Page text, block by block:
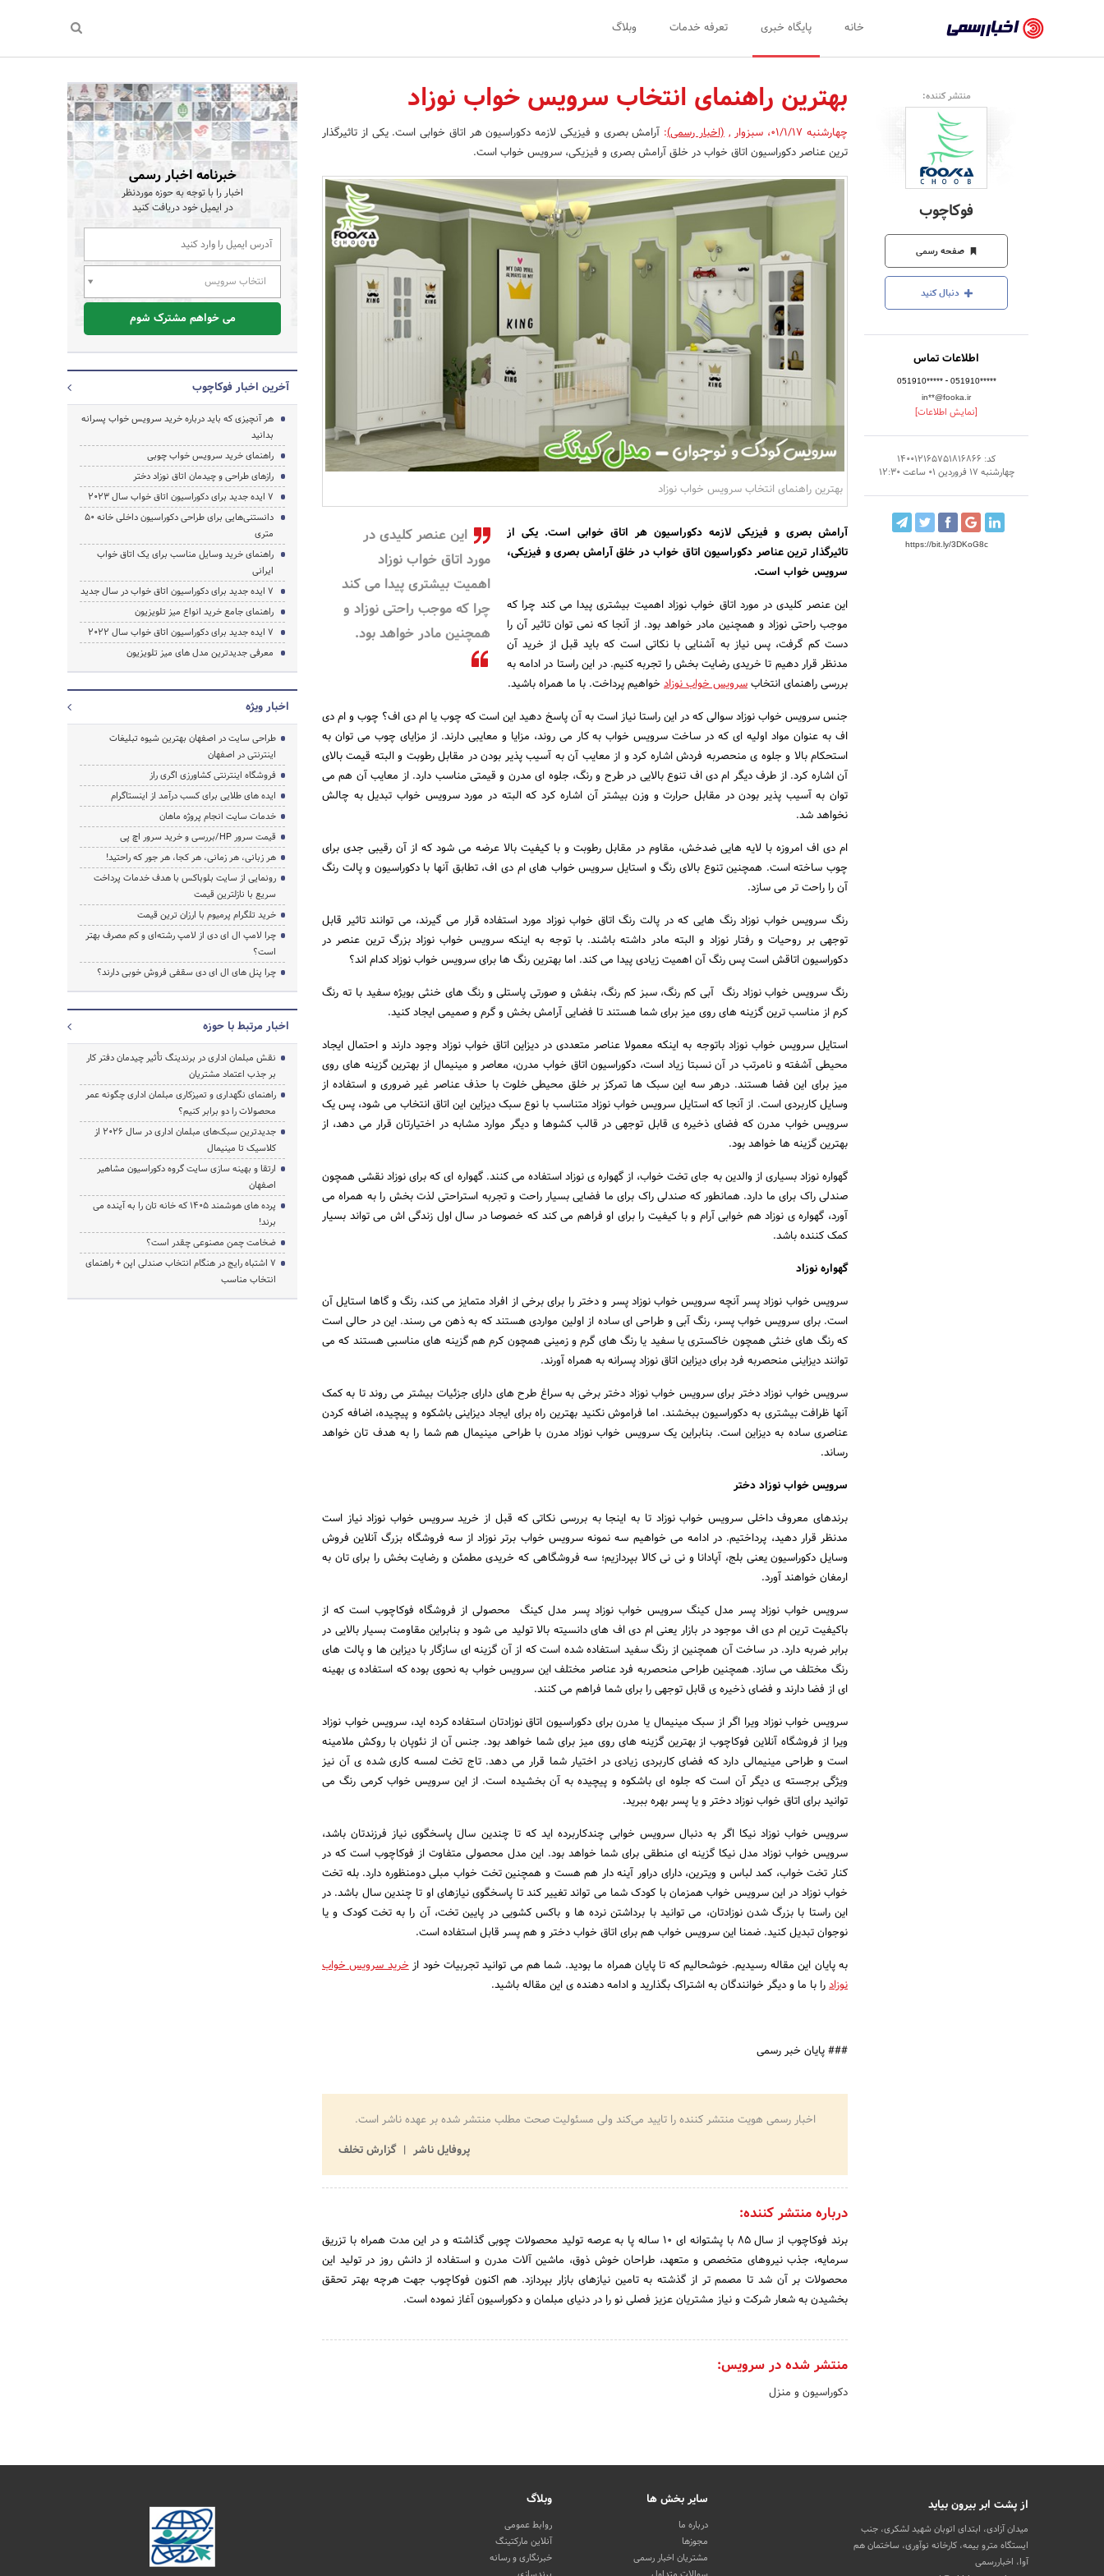
رسمی
-
اخبار
تایید
شده
شرکت‌ها،
سازمان‌ها
و
روابط
عمومی‌ها
خانه پایگاه خبری تعرفه خدمات وبلاگ
منتشر کننده:
فوکاچوب
صفحه رسمی
دنبال کنید
اطلاعات تماس
051910***** - 051910*****
in**@fooka.ir
[نمایش اطلاعات]
کد: 140012165751816866
چهارشنبه 17 فروردین 01 ساعت 12:30
https://bit.ly/3DKoG8c
بهترین راهنمای انتخاب سرویس خواب نوزاد
چهارشنبه 01/1/17 ، سبزوار ,(اخبار رسمی): آرامش بصری و فیزیکی لازمه دکوراسیون هر اتاق خوابی است. یکی از تاثیرگذار
ترین عناصر دکوراسیون اتاق خواب در خلق آرامش بصری و فیزیکی، سرویس خواب است.
بهترین راهنمای انتخاب سرویس خواب نوزاد
این عنصر کلیدی در
مورد اتاق خواب نوزاد
اهمیت بیشتری پیدا می کند
چرا که موجب راحتی نوزاد و
همچنین مادر خواهد بود.
آرامش بصری و فیزیکی لازمه دکوراسیون هر اتاق خوابی است. یکی از
تاثیرگذار ترین عناصر دکوراسیون اتاق خواب در خلق آرامش بصری و فیزیکی،
سرویس خواب است.
این عنصر کلیدی در مورد اتاق خواب نوزاد اهمیت بیشتری پیدا می کند چرا که
موجب راحتی نوزاد و همچنین مادر خواهد بود. از آنجا که نمی توان تاثیر آن را
دست کم گرفت، پس نیاز به آشنایی با نکاتی است که باید قبل از خرید آن
مدنظر قرار دهیم تا خریدی رضایت بخش را تجربه کنیم. در این راستا در ادامه به
بررسی راهنمای انتخابسرویس خواب نوزاد خواهیم پرداخت. با ما همراه باشید.
جنس سرویس خواب نوزاد سوالی که در این راستا نیاز است به آن پاسخ دهید این است که چوب یا ام دی اف؟ چوب و ام دی
اف به عنوان مواد اولیه ای که در ساخت سرویس خواب به کار می روند، مزایا و معایبی دارند. از مزایای چوب می توان به
استحکام بالا و جلوه ی منحصربه فردش اشاره کرد و از معایب آن به آسیب پذیر بودن در مقابل رطوبت و البته قیمت بالای
آن اشاره کرد. از طرف دیگر ام دی اف تنوع بالایی در طرح و رنگ، جلوه ای مدرن و قیمتی مناسب دارد. از معایب آن هم می
توان به آسیب پذیر بودن در مقابل حرارت و وزن بیشتر آن اشاره کرد که البته در مورد سرویس خواب تبدیل به چالش
نخواهد شد.
ام دی اف امروزه با لایه هایی ضدخش، مقاوم در مقابل رطوبت و با کیفیت بالا عرضه می شود که از آن رقیبی جدی برای
چوب ساخته است. همچنین تنوع بالای رنگ و استایل سرویس خواب های ام دی اف، تطابق آنها با دکوراسیون و پالت رنگ
آن را راحت تر می سازد.
رنگ سرویس خواب نوزاد رنگ هایی که در پالت رنگ اتاق خواب نوزاد مورد استفاده قرار می گیرند، می توانند تاثیر قابل
توجهی بر روحیات و رفتار نوزاد و البته مادر داشته باشند. با توجه به اینکه سرویس خواب نوزاد بزرگ ترین عنصر در
دکوراسیون اتاقش است پس رنگ آن اهمیت زیادی پیدا می کند. اما بهترین رنگ ها برای سرویس خواب نوزاد کدام اند؟
رنگ سرویس خواب نوزاد رنگ آبی کم رنگ، سبز کم رنگ، بنفش و صورتی پاستلی و رنگ های خنثی بویژه سفید با ته رنگ
کرم از مناسب ترین گزینه های روی میز برای شما هستند تا فضایی آرامش بخش و گرم و صمیمی ایجاد کنید.
استایل سرویس خواب نوزاد باتوجه به اینکه معمولا عناصر متعددی در دیزاین اتاق خواب نوزاد وجود دارند و احتمال ایجاد
محیطی آشفته و نامرتب در آن نسبتا زیاد است، دکوراسیون اتاق خواب مدرن، معاصر و مینیمال از بهترین گزینه های روی
میز برای این فضا هستند. درهر سه این سبک ها تمرکز بر خلق محیطی خلوت با حذف عناصر غیر ضروری و استفاده از
وسایل کاربردی است. از آنجا که استایل سرویس خواب نوزاد متناسب با نوع سبک دیزاین این اتاق انتخاب می شود، پس یک
سرویس خواب مدرن که فضای ذخیره ی قابل توجهی در قالب کشوها و دیگر موارد مشابه در اختیارتان قرار می دهد، از
بهترین گزینه ها خواهد بود.
گهواره نوزاد بسیاری از والدین به جای تخت خواب، از گهواره ی نوزاد استفاده می کنند. گهواره ای که برای نوزاد نقشی همچون
صندلی راک برای ما دارد. همانطور که صندلی راک برای ما فضایی بسیار راحت و تجربه استراحتی لذت بخش را به همراه می
آورد، گهواره ی نوزاد هم خوابی آرام و با کیفیت را برای او فراهم می کند که خصوصا در سال اول زندگی اش می تواند بسیار
کمک کننده باشد.
گهواره نوزاد
سرویس خواب نوزاد پسر آنچه سرویس خواب نوزاد پسر و دختر را برای برخی از افراد متمایز می کند، رنگ و گاها استایل آن
است. برای سرویس خواب پسر، رنگ آبی و طراحی ای ساده از اولین مواردی هستند که به ذهن می رسند. این در حالی است
که رنگ های خنثی همچون خاکستری یا سفید یا رنگ های گرم و زمینی همچون کرم هم گزینه های مناسبی هستند که می
توانند دیزاینی منحصربه فرد برای دیزاین اتاق نوزاد پسرانه به همراه آورند.
سرویس خواب نوزاد دختر برای سرویس خواب نوزاد دختر برخی به سراغ طرح های دارای جزئیات بیشتر می روند تا به کمک
آنها ظرافت بیشتری به دکوراسیون ببخشند. اما فراموش نکنید بهترین راه برای ایجاد دیزاینی باشکوه و پیچیده، اضافه کردن
عناصری ساده به دیزاین است. بنابراین یک سرویس خواب نوزاد مدرن با طراحی مینیمال هم شما را به هدف تان خواهد
رساند.
سرویس خواب نوزاد دختر
برندهای معروف داخلی سرویس خواب نوزاد تا به اینجا به بررسی نکاتی که قبل از خرید سرویس خواب نوزاد نیاز است
مدنظر قرار دهید، پرداختیم. در ادامه می خواهیم سه نمونه سرویس خواب برتر نوزاد از سه فروشگاه بزرگ آنلاین فروش
وسایل دکوراسیون یعنی بلج، آپادانا و نی نی کالا بپردازیم؛ سه فروشگاهی که خریدی مطمئن و رضایت بخش را برای تان به
ارمغان خواهند آورد.
سرویس خواب نوزاد پسر مدل کینگ سرویس خواب نوزاد پسر مدل کینگ محصولی از فروشگاه فوکاچوب است که از
باکیفیت ترین ام دی اف موجود در بازار یعنی ام دی اف های دانسیته بالا تولید می شود و بنابراین مقاومت بسیار بالایی در
برابر ضربه دارد. در ساخت آن همچنین از رنگ سفید استفاده شده است که از آن گزینه ای سازگار با دیزاین ها و پالت های
رنگ مختلف می سازد. همچنین طراحی منحصربه فرد عناصر مختلف این سرویس خواب به نحوی بوده که استفاده ی بهینه
ای از فضا دارند و فضای ذخیره ی قابل توجهی را برای شما فراهم می کنند.
سرویس خواب نوزاد ویرا اگر از سبک مینیمال یا مدرن برای دکوراسیون اتاق نوزادتان استفاده کرده اید، سرویس خواب نوزاد
ویرا از فروشگاه آنلاین فوکاچوب از بهترین گزینه های روی میز برای شما خواهد بود. جنس آن از نئوپان با روکش ملامینه
است و طراحی مینیمالی دارد که فضای کاربردی زیادی در اختیار شما قرار می دهد. تاج تخت لمسه کاری شده ی آن نیز
ویژگی برجسته ی دیگر آن است که جلوه ای باشکوه و پیچیده به آن بخشیده است. از این سرویس خواب کرمی رنگ می
توانید برای اتاق خواب نوزاد دختر و یا پسر بهره ببرید.
سرویس خواب نوزاد نیکا اگر به دنبال سرویس خوابی چندکاربرده اید که تا چندین سال پاسخگوی نیاز فرزندتان باشد،
سرویس خواب نوزاد مدل نیکا گزینه ای منطقی برای شما خواهد بود. این مدل محصولی متفاوت از فوکاچوب است که در
کنار تخت خواب، کمد لباس و ویترین، دارای دراور آینه دار هم هست و همچنین تخت خواب مبلی دومنظوره دارد. بله تخت
خواب نوزاد در این سرویس خواب همزمان با کودک شما می تواند تغییر کند تا پاسخگوی نیازهای او تا چندین سال باشد. در
این راستا با بزرگ شدن نوزادتان، می توانید با برداشتن نرده ها و باکس کشویی در پایین تخت، آن را به تخت کودک و یا
نوجوان تبدیل کنید. ضمنا این سرویس خواب هم برای اتاق خواب دختر و هم پسر قابل استفاده است.
به پایان این مقاله رسیدیم. خوشحالیم که تا پایان همراه ما بودید. شما هم می توانید تجربیات خود ازخرید سرویس خواب
نوزادرا با ما و دیگر خوانندگان به اشتراک بگذارید و ادامه دهنده ی این مقاله باشید.
### پایان خبر رسمی
اخبار رسمی هویت منتشر کننده را تایید می‌کند ولی مسئولیت صحت مطلب منتشر شده بر عهده ناشر است.
پروفایل ناشر
گزارش تخلف
درباره منتشر کننده:
برند فوکاچوب از سال ۸۵ با پشتوانه ای ۱۰ ساله پا به عرصه تولید محصولات چوبی گذاشته و در این مدت همراه با تزریق
سرمایه، جذب نیروهای متخصص و متعهد، طراحان خوش ذوق، ماشین آلات مدرن و استفاده از دانش روز در تولید این
محصولات بر آن شد تا مصمم تر از گذشته به تامین نیازهای بازار بپردازد. هم اکنون فوکاچوب جهت هرچه بهتر تحقق
بخشیدن به شعار شرکت و نیاز مشتریان عزیز فصلی نو را در دنیای مبلمان و دکوراسیون آغاز نموده است.
منتشر شده در سرویس:
دکوراسیون و منزل
خبرنامه اخبار رسمی
اخبار را با توجه به حوزه موردنظر
در ایمیل خود دریافت کنید
انتخاب سرویس
می خواهم مشترک شوم
آخرین اخبار فوکاچوب
هر آنچیزی که باید درباره خرید سرویس خواب پسرانه
بدانید
راهنمای خرید سرویس خواب چوبی
رازهای طراحی و چیدمان اتاق نوزاد دختر
7 ایده جدید برای دکوراسیون اتاق خواب سال 2023
دانستنی‌هایی برای طراحی دکوراسیون داخلی خانه 50
متری
راهنمای خرید وسایل مناسب برای یک اتاق خواب
ایرانی
7 ایده جدید برای دکوراسیون اتاق خواب در سال جدید
راهنمای جامع خرید انواع میز تلویزیون
7 ایده جدید برای دکوراسیون اتاق خواب سال 2022
معرفی جدیدترین مدل های میز تلویزیون
اخبار ویژه
طراحی سایت در اصفهان بهترین شیوه تبلیغات
اینترنتی در اصفهان
فروشگاه اینترنتی کشاورزی اگری راز
ایده های طلایی برای کسب درآمد از اینستاگرام
خدمات سایت انجام پروژه ماهان
قیمت سرور HP/بررسی و خرید سرور اچ پی
هر زبانی، هر زمانی، هر کجا، هر جور که راحتید!
رونمایی از سایت بلوباکس با هدف خدمات پرداخت
سریع با نازلترین قیمت
خرید تلگرام پرمیوم با ارزان ترین قیمت
چرا لامپ ال ای دی از لامپ رشته‌ای و کم مصرف بهتر
است؟
چرا پنل های ال ای دی سقفی فروش خوبی دارند؟
اخبار مرتبط با حوزه
نقش مبلمان اداری در برندینگ تأثیر چیدمان دفتر کار
بر جذب اعتماد مشتریان
راهنمای نگهداری و تمیزکاری مبلمان اداری چگونه عمر
محصولات را دو برابر کنیم؟
جدیدترین سبک‌های مبلمان اداری در سال ۲۰۲۶ از
کلاسیک تا مینیمال
ارتقا و بهینه سازی سایت گروه دکوراسیون مشاهیر
اصفهان
پرده‌ های هوشمند ۱۴۰۵ که خانه‌ تان را به آینده می‌
برند!
ضخامت چمن مصنوعی چقدر است؟
۷ اشتباه رایج در هنگام انتخاب صندلی اپن + راهنمای
انتخاب مناسب
از پشت ابر بیرون بیاید
میدان آزادی، ابتدای اتوبان شهید لشکری، جنب
ایستگاه مترو بیمه، کارخانه نوآوری، ساختمان هم
آوا، اخباررسمی
سایر بخش ها
درباره ما
مجوزها
مشتریان اخبار رسمی
وبلاگ
روابط عمومی
آنلاین مارکتینگ
خبرنگاری و رسانه